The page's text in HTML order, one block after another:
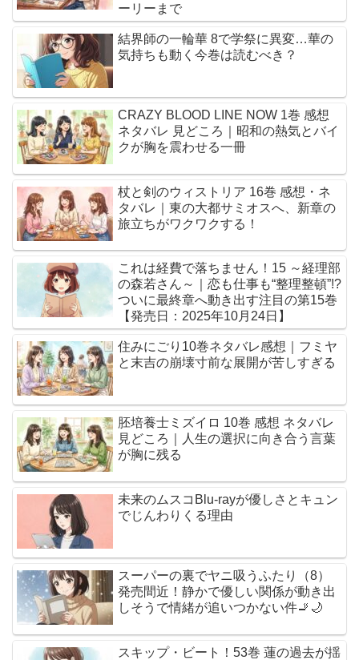
ーリーまで
結界師の一輪華 8で学祭に異変…華の
気持ちも動く今巻は読むべき？
CRAZY BLOOD LINE NOW 1巻 感想
ネタバレ 見どころ｜昭和の熱気とバイ
クが胸を震わせる一冊
杖と剣のウィストリア 16巻 感想・ネ
タバレ｜東の大都サミオスへ、新章の
旅立ちがワクワクする！
これは経費で落ちません！15 ～経理部
の森若さん～｜恋も仕事も“整理整頓”!?
ついに最終章へ動き出す注目の第15巻
【発売日：2025年10月24日】
住みにごり10巻ネタバレ感想｜フミヤ
と末吉の崩壊寸前な展開が苦しすぎる
胚培養士ミズイロ 10巻 感想 ネタバレ
見どころ｜人生の選択に向き合う言葉
が胸に残る
未来のムスコBlu-rayが優しさとキュン
でじんわりくる理由
スーパーの裏でヤニ吸うふたり（8）
発売間近！静かで優しい関係が動き出
しそうで情緒が追いつかない件🚬🌙
スキップ・ビート！53巻 蓮の過去が揺